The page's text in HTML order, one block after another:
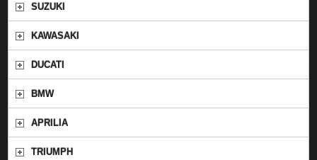
SUZUKI
KAWASAKI
DUCATI
BMW
APRILIA
TRIUMPH